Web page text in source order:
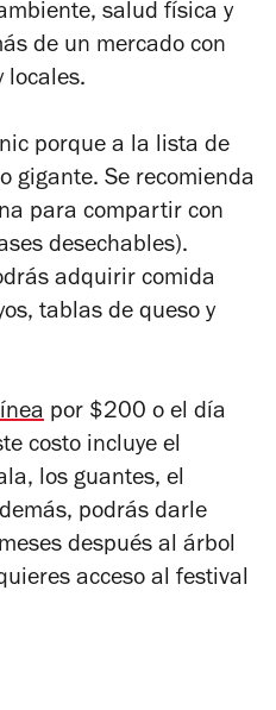
salud física y
de un mercado con
locales.
porque a la lista de
gigante. Se recomienda
para compartir con
desechables).
adquirir comida
tablas de queso y
por $200 o el día
costo incluye el
los guantes, el
podrás darle
después al árbol
acceso al festival